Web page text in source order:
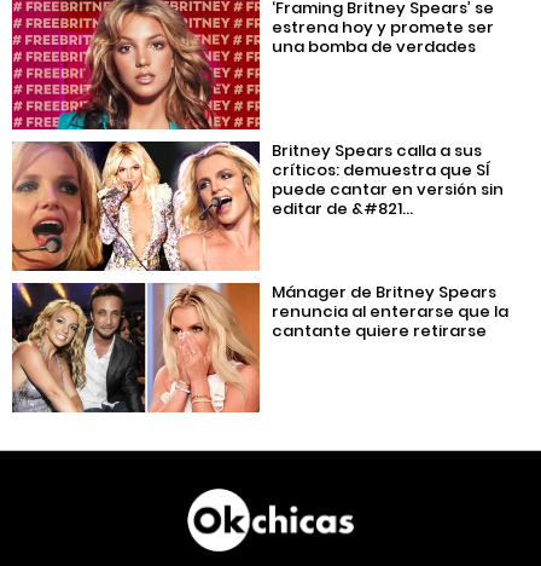
‘Framing Britney Spears’ se
estrena hoy y promete ser
una bomba de verdades
Britney Spears calla a sus
críticos: demuestra que SÍ
puede cantar en versión sin
editar de &#821...
Mánager de Britney Spears
renuncia al enterarse que la
cantante quiere retirarse